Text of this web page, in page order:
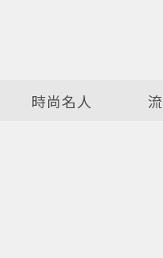
時尚名人